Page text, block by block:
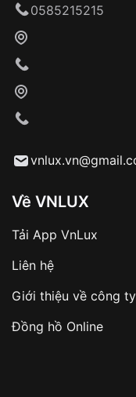
trường nước.
Ý nghĩa thực sự
0585215215
Về VNLUX
Tải App VnLux
Liên hệ
Giới thiệu về công ty
Đồng hồ Online